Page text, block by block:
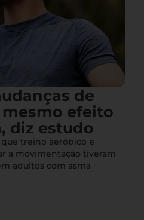
de
efeito
diz estudo
que treino aeróbico e
a movimentação tiveram
adultos com asma